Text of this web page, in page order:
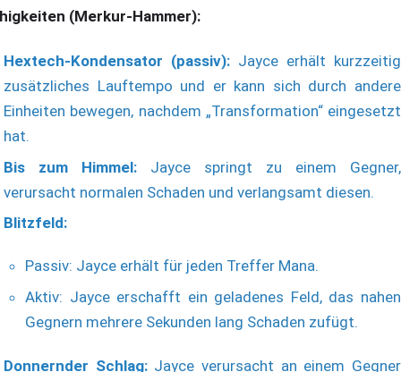
(Merkur-Hammer):
Hextech-Kondensator (passiv): Jayce erhält kurzzeitig
zusätzliches Lauftempo und er kann sich durch andere
Einheiten bewegen, nachdem „Transformation“ eingesetzt
hat.
Bis zum Himmel: Jayce springt zu einem Gegner,
verursacht normalen Schaden und verlangsamt diesen.
Blitzfeld:
Passiv: Jayce erhält für jeden Treffer Mana.
Aktiv: Jayce erschafft ein geladenes Feld, das nahen
Gegnern mehrere Sekunden lang Schaden zufügt.
Donnernder Schlag:Jayce verursacht an einem Gegner